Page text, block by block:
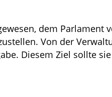
dem Parlament
Von der
Diesem Ziel sollte